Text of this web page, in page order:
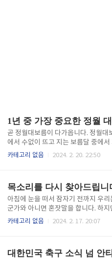
곧 정월대보름이 다가옵니다. 정월대
에서 수없이 뜨고 지는 보름달 중에
하는 날입니다. 새해가 되어서 처음 보
월 보름날을 말합니다. 올해는 2월 24
날입니다. 둥근 보름달은 예로부터 많
습니다. 다산의 상징이기도 하고 새로
음 맞이하는 보름날이라서 한 해의 풍
는 상징이기도 합니다. 우리나라는 전
매우 큰 명절로 여겼습니..
카테고리 없음 2024. 2. 20. 22:50
아침에 눈을 떠서 잠자기 전까지 우리
군가와 아니면 혼잣말을 합니다. 하
지른다거나 무리하게 목을 혹사시키
요. 후두는 목의 가장 위에 있는 기관
카테고리 없음 2024. 2. 17. 20:07